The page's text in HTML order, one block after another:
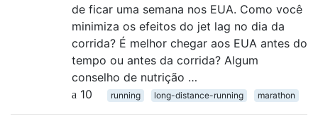
de ficar uma semana nos EUA. Como você
minimiza os efeitos do jet lag no dia da
corrida? É melhor chegar aos EUA antes do
tempo ou antes da corrida? Algum
conselho de nutrição …
10
running long-distance-running marathon